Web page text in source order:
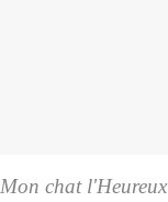
Mon chat l'Heureux